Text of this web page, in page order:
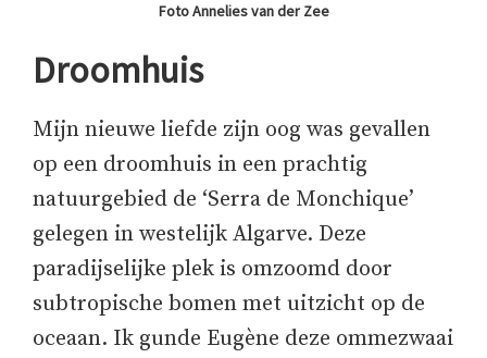
Foto Annelies van der Zee
Droomhuis
Mijn nieuwe liefde zijn oog was gevallen
op een droomhuis in een prachtig
natuurgebied de ‘Serra de Monchique’
gelegen in westelijk Algarve. Deze
paradijselijke plek is omzoomd door
subtropische bomen met uitzicht op de
oceaan. Ik gunde Eugène deze ommezwaai